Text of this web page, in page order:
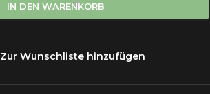
IN DEN WARENKORB
Zur Wunschliste hinzufügen